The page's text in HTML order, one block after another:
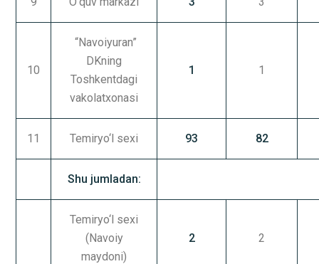
10
“Navoiyuran”
DKning
Toshkentdagi
vakolatxonasi
1 1
11 Temiryo‘l sexi 93 82
Shu jumladan:
Temiryo‘l sexi
(Navoiy
maydoni)
2 2